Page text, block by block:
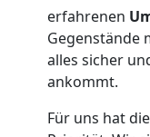
erfahrenen
Gegenstände
alles sicher
ankommt.
Für uns hat